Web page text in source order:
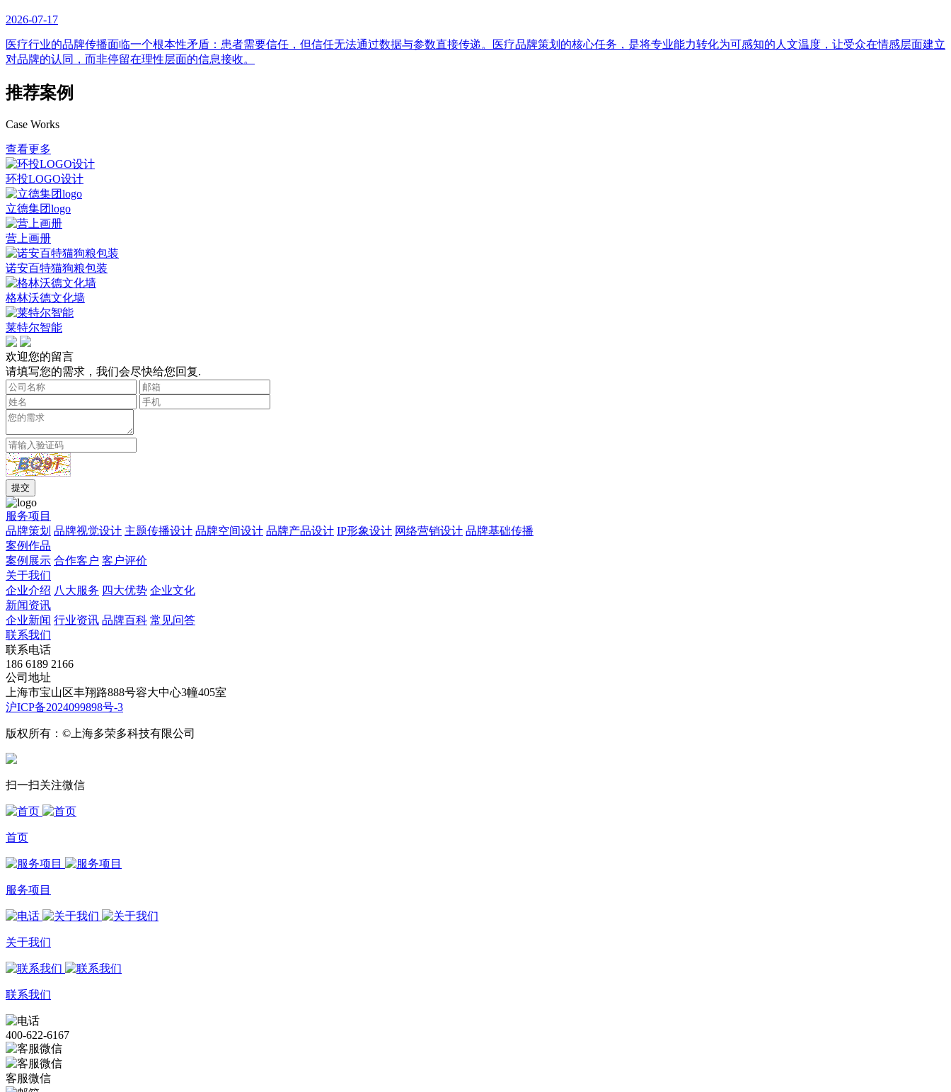
2026-07-17
医疗行业的品牌传播面临一个根本性矛盾：患者需要信任，但信任无法通过数据与参数直接传递。医疗品牌策划的核心任务，是将专业能力转化为可感知的人文温度，让受众在情感层面建立
对品牌的认同，而非停留在理性层面的信息接收。
推荐案例
Case Works
查看更多
环投LOGO设计
立德集团logo
营上画册
诺安百特猫狗粮包装
格林沃德文化墙
莱特尔智能
欢迎您的留言
请填写您的需求，我们会尽快给您回复.
服务项目
品牌策划 品牌视觉设计 主题传播设计 品牌空间设计 品牌产品设计 IP形象设计 网络营销设计 品牌基础传播
案例作品
案例展示 合作客户 客户评价
关于我们
企业介绍 八大服务 四大优势 企业文化
新闻资讯
企业新闻 行业资讯 品牌百科 常见问答
联系我们
联系电话
186 6189 2166
公司地址
上海市宝山区丰翔路888号容大中心3幢405室
沪ICP备2024099898号-3
版权所有：©上海多荣多科技有限公司
扫一扫关注微信
首页
服务项目
关于我们
联系我们
400-622-6167
客服微信